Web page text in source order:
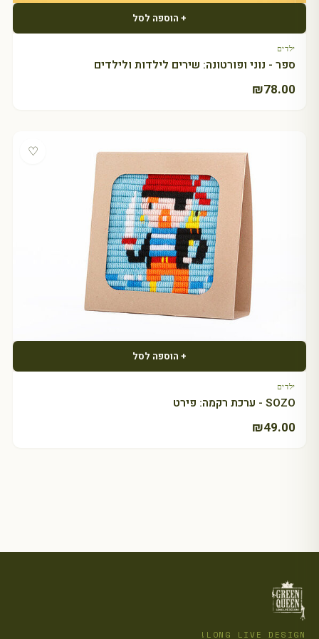
+ הוספה לסל
ילדים
ספר - נוני ופורטונה: שירים לילדות ולילדים
₪78.00
♡
+ הוספה לסל
ילדים
SOZO - ערכת רקמה: פירט
₪49.00
LONG LIVE DESIGN!